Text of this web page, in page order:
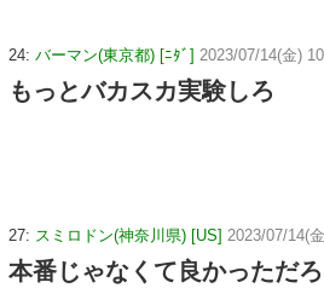
24: バーマン(東京都) [ﾆﾀﾞ] 2023/07/14(金)
もっとバカスカ実験しろ
27: スミロドン(神奈川県) [US] 2023/07/14(
本番じゃなくて良かっただろ